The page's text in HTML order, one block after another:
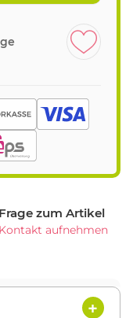
Frage zum Artikel
Kontakt aufnehmen